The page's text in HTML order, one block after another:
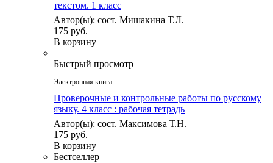
текстом. 1 класс
Автор(ы): сост. Мишакина Т.Л.
175 руб.
В корзину
Быстрый просмотр
Электронная книга
Проверочные и контрольные работы по русскому
языку. 4 класс : рабочая тетрадь
Автор(ы): сост. Максимова Т.Н.
175 руб.
В корзину
Бестселлер